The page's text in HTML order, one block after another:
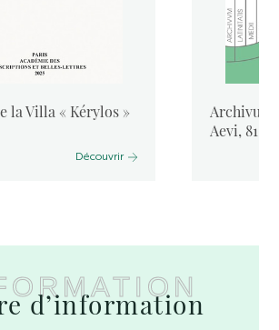
la Villa « Kérylos »
Découvrir
Aevi, 81,
d’information